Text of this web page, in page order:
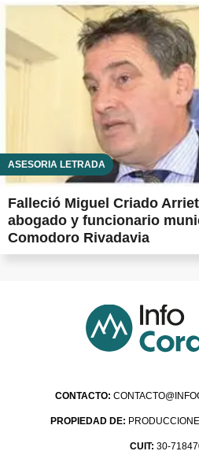
ASESORÍA LETRADA
Falleció Miguel Criado
abogado y funcionario
Comodoro Rivadavia
CONTACTO:
PROPIEDAD DE:
CUIT: 30-